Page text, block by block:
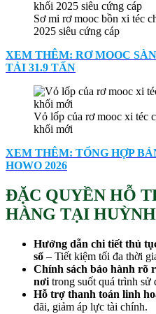
Sơ mi rơ mooc bồn xi téc
2025 siêu cứng cáp
XEM THÊM: RƠ MOOC
TẢI 31.9 TẤN
Vỏ lốp của rơ mooc xi téc
khối mới
XEM THÊM: TỔNG HỢP
HOWO 2026
ĐẶC QUYỀN HỖ
HÀNG TẠI
Hướng dẫn chi tiết thủ
số – Tiết kiệm tối đa thời
Chính sách bảo hành rõ
nơi trong suốt quá trình sử
Hỗ trợ thanh toán linh
đãi, giảm áp lực tài chính.